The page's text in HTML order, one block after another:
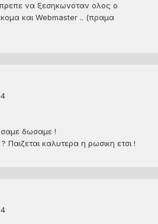
να ξεσηκωνοταν ολος ο
και Webmaster .. (πραμα
δωσαμε !
Παιζεται καλυτερα η ρωσικη ετσι !